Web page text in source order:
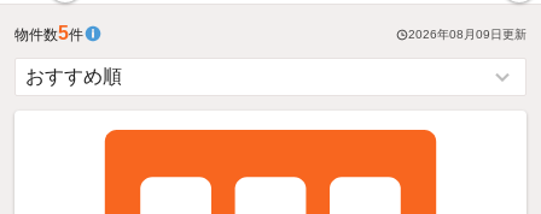
物件数5件 2026年08月09日更新